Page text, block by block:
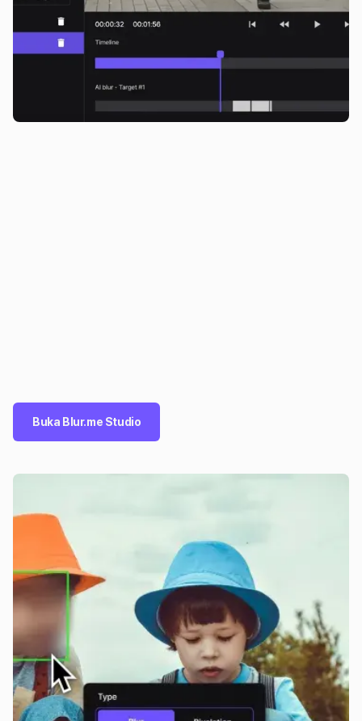
Buka Blur.me Studio